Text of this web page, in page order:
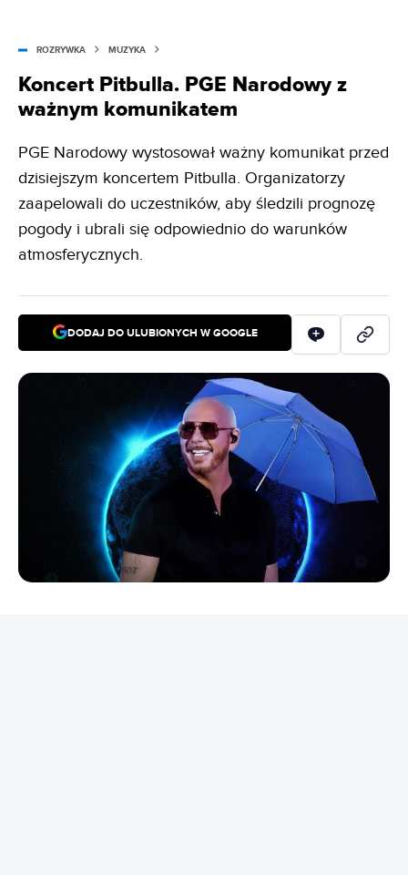
ROZRYWKA MUZYKA
Koncert Pitbulla. PGE Narodowy z
ważnym komunikatem
PGE Narodowy wystosował ważny komunikat przed
dzisiejszym koncertem Pitbulla. Organizatorzy
zaapelowali do uczestników, aby śledzili prognozę
pogody i ubrali się odpowiednio do warunków
atmosferycznych.
DODAJ DO ULUBIONYCH W GOOGLE